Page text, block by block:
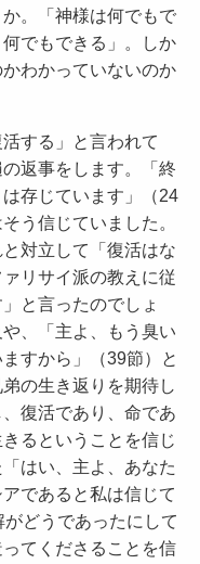
。「神様は何でもで
でもできる」。しか
わかっていないのか
する」と言われて
返事をします。「終
存じています」（24
う信じていました。
対立して「復活はな
リサイ派の教えに従
と言ったのでしょ
、「主よ、もう臭い
すから」（39節）と
の生き返りを期待し
復活であり、命であ
るということを信じ
はい、主よ、あなた
であると私は信じて
どうであったにして
てくださることを信